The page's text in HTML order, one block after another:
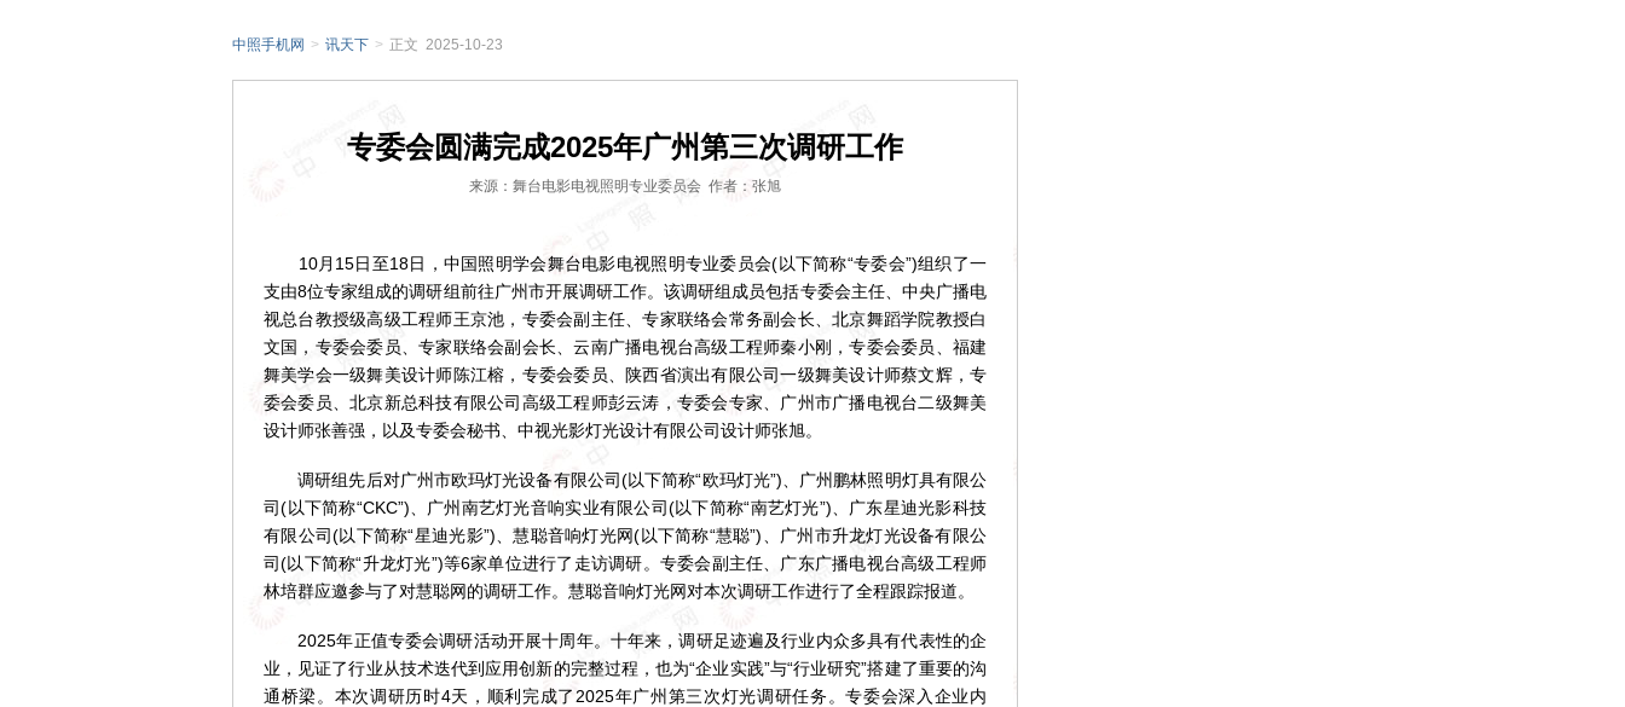
中照手机网 > 讯天下 > 正文 2025-10-23
专委会圆满完成2025年广州第三次调研工作
来源：舞台电影电视照明专业委员会 作者：张旭
10月15日至18日，中国照明学会舞台电影电视照明专业委员会(以下简称“专委会”)组织了一
支由8位专家组成的调研组前往广州市开展调研工作。该调研组成员包括专委会主任、中央广播电
视总台教授级高级工程师王京池，专委会副主任、专家联络会常务副会长、北京舞蹈学院教授白
文国，专委会委员、专家联络会副会长、云南广播电视台高级工程师秦小刚，专委会委员、福建
舞美学会一级舞美设计师陈江榕，专委会委员、陕西省演出有限公司一级舞美设计师蔡文辉，专
委会委员、北京新总科技有限公司高级工程师彭云涛，专委会专家、广州市广播电视台二级舞美
设计师张善强，以及专委会秘书、中视光影灯光设计有限公司设计师张旭。
调研组先后对广州市欧玛灯光设备有限公司(以下简称“欧玛灯光”)、广州鹏林照明灯具有限公
司(以下简称“CKC”)、广州南艺灯光音响实业有限公司(以下简称“南艺灯光”)、广东星迪光影科技
有限公司(以下简称“星迪光影”)、慧聪音响灯光网(以下简称“慧聪”)、广州市升龙灯光设备有限公
司(以下简称“升龙灯光”)等6家单位进行了走访调研。专委会副主任、广东广播电视台高级工程师
林培群应邀参与了对慧聪网的调研工作。慧聪音响灯光网对本次调研工作进行了全程跟踪报道。
2025年正值专委会调研活动开展十周年。十年来，调研足迹遍及行业内众多具有代表性的企
业，见证了行业从技术迭代到应用创新的完整过程，也为“企业实践”与“行业研究”搭建了重要的沟
通桥梁。本次调研历时4天，顺利完成了2025年广州第三次灯光调研任务。专委会深入企业内